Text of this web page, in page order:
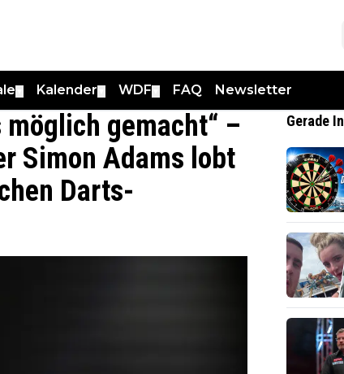
Kalender WDF FAQ Newsletter
gemacht“ –
Simon Adams lobt
Darts-
Gerade In